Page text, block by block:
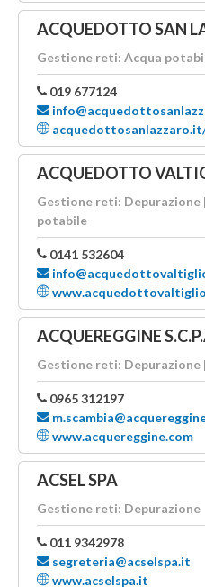
ACQUEDOTTO SAN
Gestione reti: Acqua
019 677124
ACQUEDOTTO
Gestione reti: Depurazione
potabile
0141 532604
ACQUEREGGINE
Gestione reti: Depurazione
0965 312197
www.acquereggine.com
ACSEL SPA
Gestione reti: Depurazione
011 9342978
segreteria@acselspa.it
www.acselspa.it